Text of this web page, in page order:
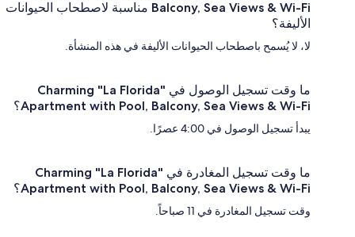
Balcony, Sea Views & Wi-Fi مناسبة لاصطحاب الحيوانات
الأليفة؟
لا، لا يُسمح باصطحاب الحيوانات الأليفة في هذه المنشأة.
ما وقت تسجيل الوصول في Charming "La Florida"
Apartment with Pool, Balcony, Sea Views & Wi-Fi؟
يبدأ تسجيل الوصول في 4:00 عصرًا.
ما وقت تسجيل المغادرة في Charming "La Florida"
Apartment with Pool, Balcony, Sea Views & Wi-Fi؟
وقت تسجيل المغادرة في 11 صباحاً.